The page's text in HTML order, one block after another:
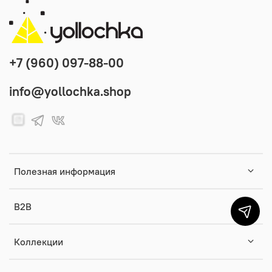
Полезная информация
B2B
Коллекции
+7 (960) 097-88-00
info@yollochka.shop